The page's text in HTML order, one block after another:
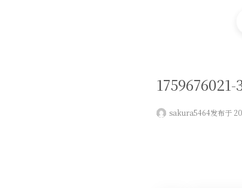
sakura5464发布于